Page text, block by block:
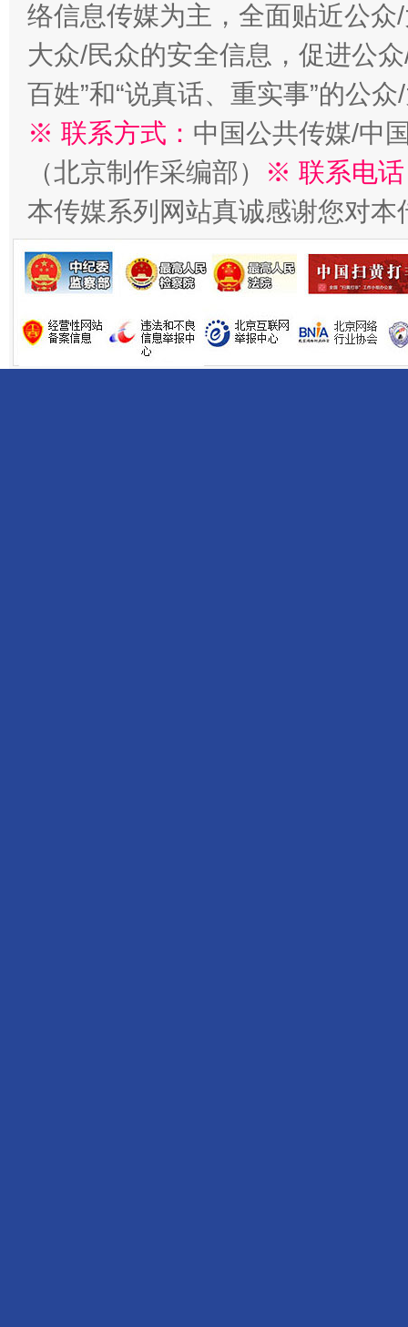
络信息传媒为主，全面贴近公
大众/民众的安全信息，促进公
百姓”和“说真话、重实事”的公
※ 联系方式： 中国公共传媒/中
（北京制作采编部）
※ 联系电
本传媒系列网站真诚感谢您对